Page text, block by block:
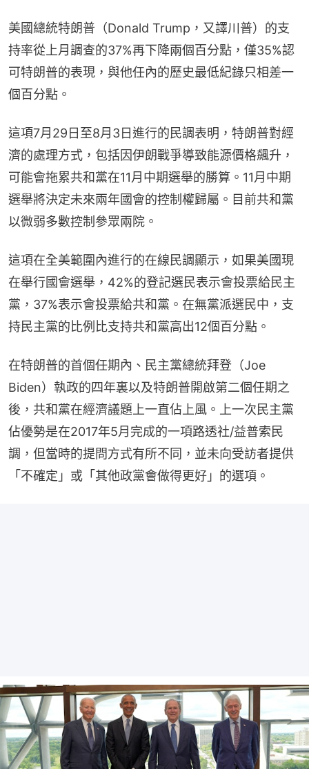
美國總統特朗普（Donald Trump，又譯川普）的支
持率從上月調查的37%再下降兩個百分點，僅35%認
可特朗普的表現，與他任內的歷史最低紀錄只相差一
個百分點。
這項7月29日至8月3日進行的民調表明，特朗普對經
濟的處理方式，包括因伊朗戰爭導致能源價格飆升，
可能會拖累共和黨在11月中期選舉的勝算。11月中期
選舉將決定未來兩年國會的控制權歸屬。目前共和黨
以微弱多數控制參眾兩院。
這項在全美範圍內進行的在線民調顯示，如果美國現
在舉行國會選舉，42%的登記選民表示會投票給民主
黨，37%表示會投票給共和黨。在無黨派選民中，支
持民主黨的比例比支持共和黨高出12個百分點。
在特朗普的首個任期內、民主黨總統拜登（Joe
Biden）執政的四年裏以及特朗普開啟第二個任期之
後，共和黨在經濟議題上一直佔上風。上一次民主黨
佔優勢是在2017年5月完成的一項路透社/益普索民
調，但當時的提問方式有所不同，並未向受訪者提供
「不確定」或「其他政黨會做得更好」的選項。